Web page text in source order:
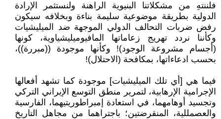
فلننتهِ من مشكلاتنا البنيوية الراهنة ولنستثمر الإرادة
الدولية بطريقة موضوعية سليمة بناءة وبخلافه سيكون
رفض ضربات التحالف الدولي الموجهة ضد الميليشيات
وكأننا نردد تهريج زعاماتها المافيوميليشياوية، كونها
(أجسام مشروعة الوجود)! وكأنها موجودة ((مبررة))،
بحسب ادعاءاتها، بمكافحة (الاحتلال)!
فيما هي [أي تلك الميليشيات] موجودة كما تشهد أفعالها
الإجرامية الإرهابية، لتمرير منطق التوسع الإيراني التركي
وتجسيد أوهامهما، في استعادة إمبراطوريتيهما، الفارسية
والعصمللية، المنقرضتين؛ باجتراهما من مجاهل التاريخ